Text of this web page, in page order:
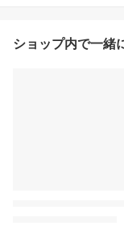
ショップ内で一緒